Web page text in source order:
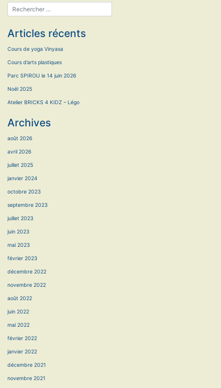
Articles récents
Cours de yoga Vinyasa
Cours d’arts plastiques
Parc SPIROU le 14 juin 2026
Noël 2025
Atelier BRICKS 4 KIDZ – Légo
Archives
août 2026
avril 2026
juillet 2025
janvier 2024
octobre 2023
septembre 2023
juillet 2023
juin 2023
mai 2023
février 2023
décembre 2022
novembre 2022
août 2022
juin 2022
mai 2022
février 2022
janvier 2022
décembre 2021
novembre 2021